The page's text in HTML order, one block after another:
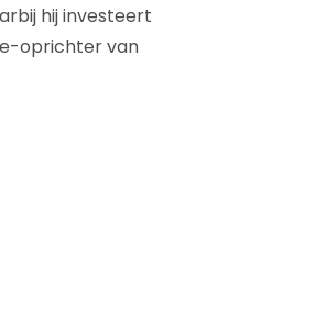
hij investeert
oprichter van